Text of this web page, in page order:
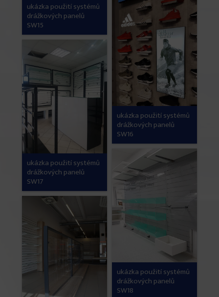
ukázka použití systémů
drážkových panelů
SW15
ukázka použití systémů
drážkových panelů
SW16
ukázka použití systémů
drážkových panelů
SW17
ukázka použití systémů
drážkových panelů
SW18